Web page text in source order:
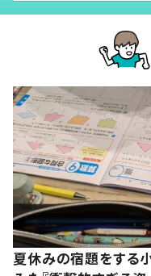
夏休みの宿題をする